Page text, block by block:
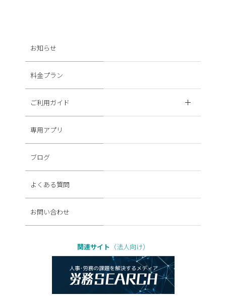
お知らせ
料金プラン
ご利用ガイド
専用アプリ
ブログ
よくある質問
お問い合わせ
関連サイト （法人向け）